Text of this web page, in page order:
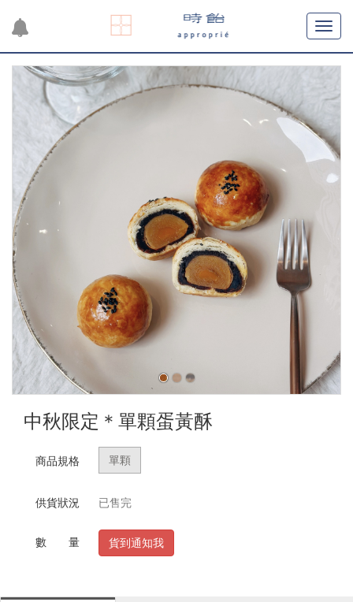
中秋限定＊單顆蛋黃酥
商品規格 單顆
供貨狀況 已售完
數 量 貨到通知我